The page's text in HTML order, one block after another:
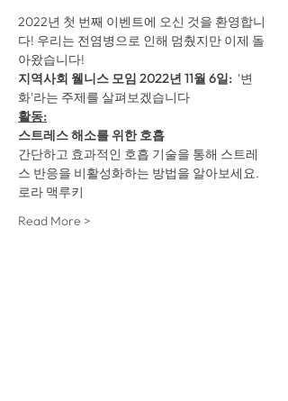
2022년 첫 번째 이벤트에 오신 것을 환영합니
다! 우리는 전염병으로 인해 멈췄지만 이제 돌
아왔습니다!
지역사회 웰니스 모임 2022년 11월 6일: '변
화'라는 주제를 살펴보겠습니다
활동:
스트레스 해소를 위한 호흡
간단하고 효과적인 호흡 기술을 통해 스트레
스 반응을 비활성화하는 방법을 알아보세요.
로라 맥루키
Read More >